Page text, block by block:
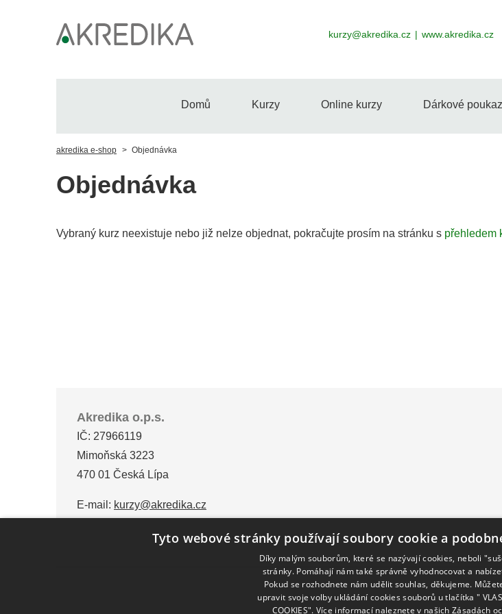
kurzy@akredika.cz www.akredika.cz
Domů Kurzy Online kurzy Dárkové
akredika e-shop Objednávka
Objednávka
Vybraný kurz neexistuje nebo již nelze objednat, pokračujte prosím na stránku s přehledem
Akredika o.p.s.
IČ: 27966119
Mimoňská 3223
470 01 Česká Lípa
E-mail: kurzy@akredika.cz
Tyto webové stránky používají soubory cookie a
Díky malým souborům, které se nazývají cookies, neboli
stránky. Pomáhají nám také správně vyhodnocovat a
Pokud se rozhodnete nám udělit souhlas, děkujeme.
upravit svoje volby ukládání cookies souborů u tlačítka "
COOKIES". Více informací naleznete v našich Zásadách